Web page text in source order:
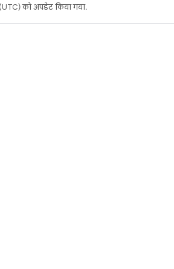
को अपडेट किया गया.